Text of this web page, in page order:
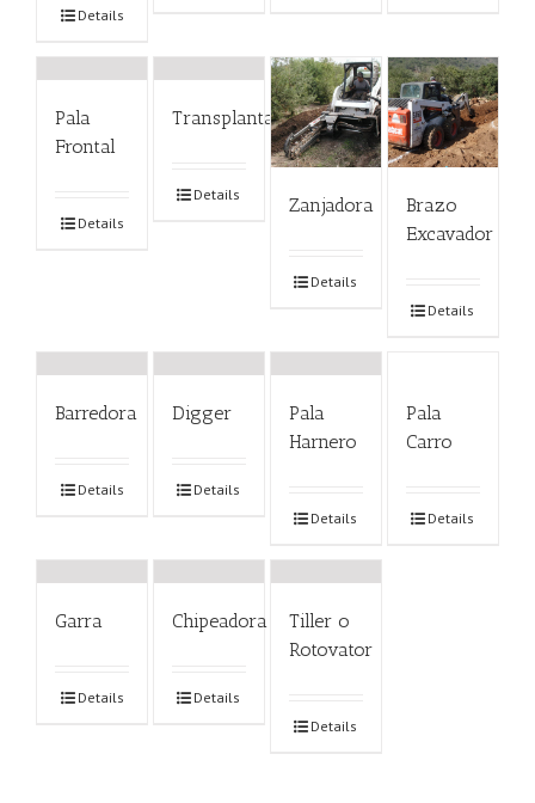
Details
Pala
Frontal
Details
Transplantador
Details Zanjadora
Details
Brazo
Excavador
Details
Barredora
Details
Digger
Details
Pala
Harnero
Details
Pala
Carro
Details
Garra
Details
Chipeadora
Details
Tiller o
Rotovator
Details